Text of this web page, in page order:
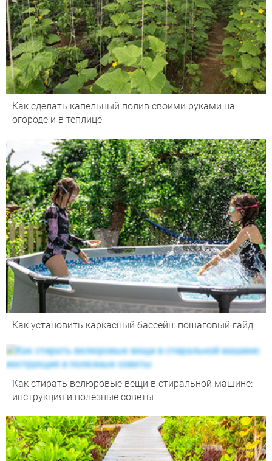
Как сделать капельный полив своими руками на
огороде и в теплице
Как установить каркасный бассейн: пошаговый гайд
Как стирать велюровые вещи в стиральной машине:
инструкция и полезные советы